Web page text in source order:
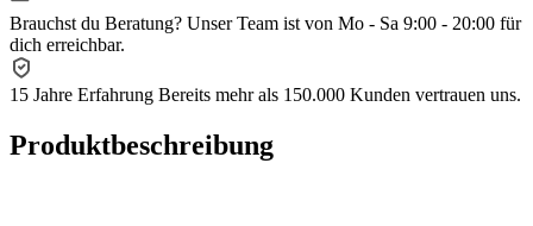
Brauchst du Beratung? Unser Team ist von Mo - Sa 9:00 - 20:00 für
dich erreichbar.
15 Jahre Erfahrung Bereits mehr als 150.000 Kunden vertrauen uns.
Produktbeschreibung